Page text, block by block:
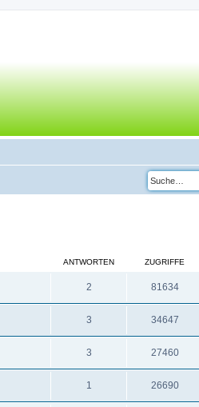
ANTWORTEN ZUGRIFFE
2 81634
3 34647
3 27460
1 26690